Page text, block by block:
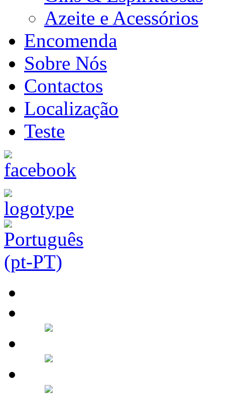
Azeite e Acessórios
Encomenda
Sobre Nós
Contactos
Localização
Teste